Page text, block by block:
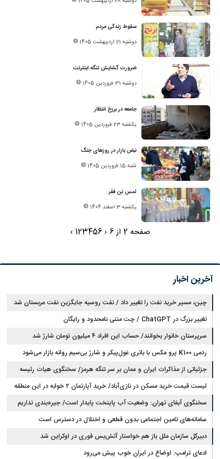
سقوط زندگی مردم
دوشنبه 21 اردیبهشت 1405
ضرورت گشایش تنگه اینترنت
دوشنبه 31 فروردین 1405
جامعه در برزخ انتظار
یکشنبه 23 فروردین 1405
نبض بازار در روز‌های جنگ
شنبه 15 فروردین 1405
لمس تن فقر
یکشنبه 3 اسفند 1404
صفحه 2 از 6 ‹
123456
›
آخرین اخبار
چین، مسیر خرید نفت را تغییر داد / نفت روسیه جایگزین نفت عربستان شد
تغییر بزرگ در ChatGPT / چت متنی نامحدود و رایگان
سرپرستان خانوار بخوانند/ حساب این افراد ۴ میلیون تومان شارژ شد
ردمی K100 پرو مکس با باتری غول‌پیکر و شارژ بی‌سیم روانه بازار می‌شود
جزئیاتی از مذاکرات ایران و عمان بر سر تنگه هرمز/ سخنگوی هیات رئیسه
مجلس: بیانیه‌ای شامل تصحیح مسیر تردد دریایی در تنگه، در آستانه نهایی شدن
است
لیست قیمت خرید مسکن در نازی‌آباد/ خرید آپارتمان ۲ خوابه در این منطقه
چقدر سرمایه نیاز دارد؟ + جدول مردادماه ۱۴۰۵
سخنگوی آبفای تهران: وضعیت آب پایتخت پایدار است/ جیره‌بندی نداریم
سامانه‌های تامین اجتماعی بدون قطعی و اختلال در دسترس است
دبیرکل سازمان ملل باز هم خواستار آتش‌بس فوری در اوکراین شد
ادعای ترامپ: اوضاع در ایران خوب پیش می‌رود